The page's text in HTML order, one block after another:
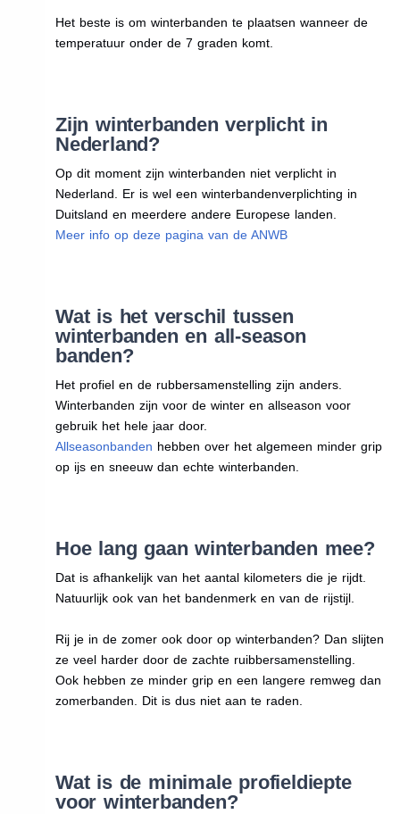
Het beste is om winterbanden te plaatsen wanneer de
temperatuur onder de 7 graden komt.
Zijn winterbanden verplicht in
Nederland?
Op dit moment zijn winterbanden niet verplicht in
Nederland. Er is wel een winterbandenverplichting in
Duitsland en meerdere andere Europese landen.
Meer info op deze pagina van de ANWB
Wat is het verschil tussen
winterbanden en all-season
banden?
Het profiel en de rubbersamenstelling zijn anders.
Winterbanden zijn voor de winter en allseason voor
gebruik het hele jaar door.
Allseasonbanden hebben over het algemeen minder grip
op ijs en sneeuw dan echte winterbanden.
Hoe lang gaan winterbanden mee?
Dat is afhankelijk van het aantal kilometers die je rijdt.
Natuurlijk ook van het bandenmerk en van de rijstijl.
Rij je in de zomer ook door op winterbanden? Dan slijten
ze veel harder door de zachte ruibbersamenstelling.
Ook hebben ze minder grip en een langere remweg dan
zomerbanden. Dit is dus niet aan te raden.
Wat is de minimale profieldiepte
voor winterbanden?